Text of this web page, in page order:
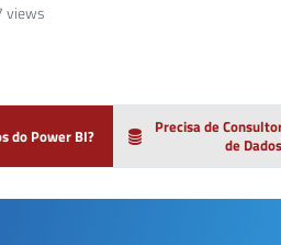
views
do Power BI?
Precisa de
de